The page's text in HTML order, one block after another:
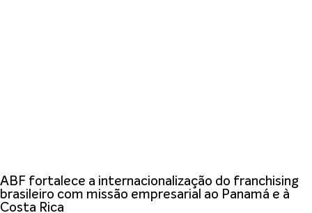
ABF fortalece a internacionalização do franchising
brasileiro com missão empresarial ao Panamá e à
Costa Rica